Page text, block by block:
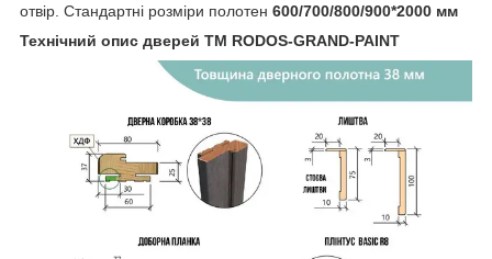
отвір. Стандартні розміри полотен 600/700/800/900*2000 мм
Технічний опис дверей ТМ RODOS-GRAND-PAINT